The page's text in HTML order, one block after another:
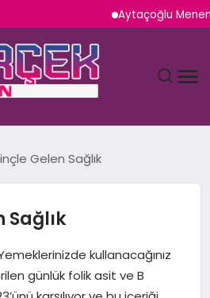
Aytaçoğlu
Gelen Sağlık
Sağlık
kullanacağınız
günlük folik asit ve B